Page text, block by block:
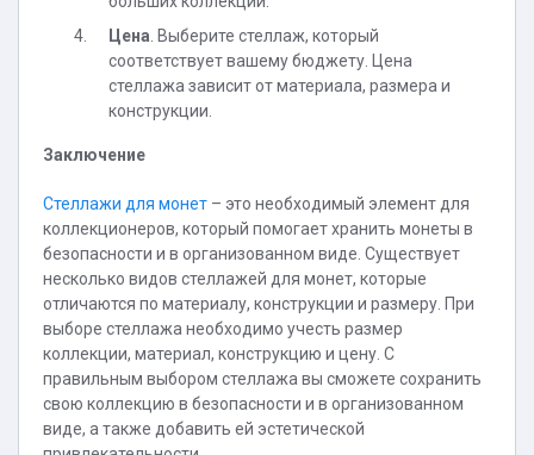
Цена . Выберите стеллаж, который
соответствует вашему бюджету. Цена
стеллажа зависит от материала, размера и
конструкции.
Заключение
Стеллажи для монет – это необходимый элемент для
коллекционеров, который помогает хранить монеты в
безопасности и в организованном виде. Существует
несколько видов стеллажей для монет, которые
отличаются по материалу, конструкции и размеру. При
выборе стеллажа необходимо учесть размер
коллекции, материал, конструкцию и цену. С
правильным выбором стеллажа вы сможете сохранить
свою коллекцию в безопасности и в организованном
виде, а также добавить ей эстетической